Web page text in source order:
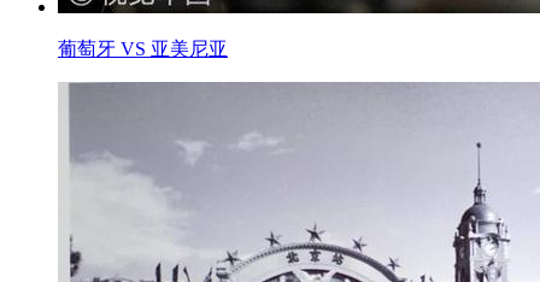
葡萄牙 VS 亚美尼亚